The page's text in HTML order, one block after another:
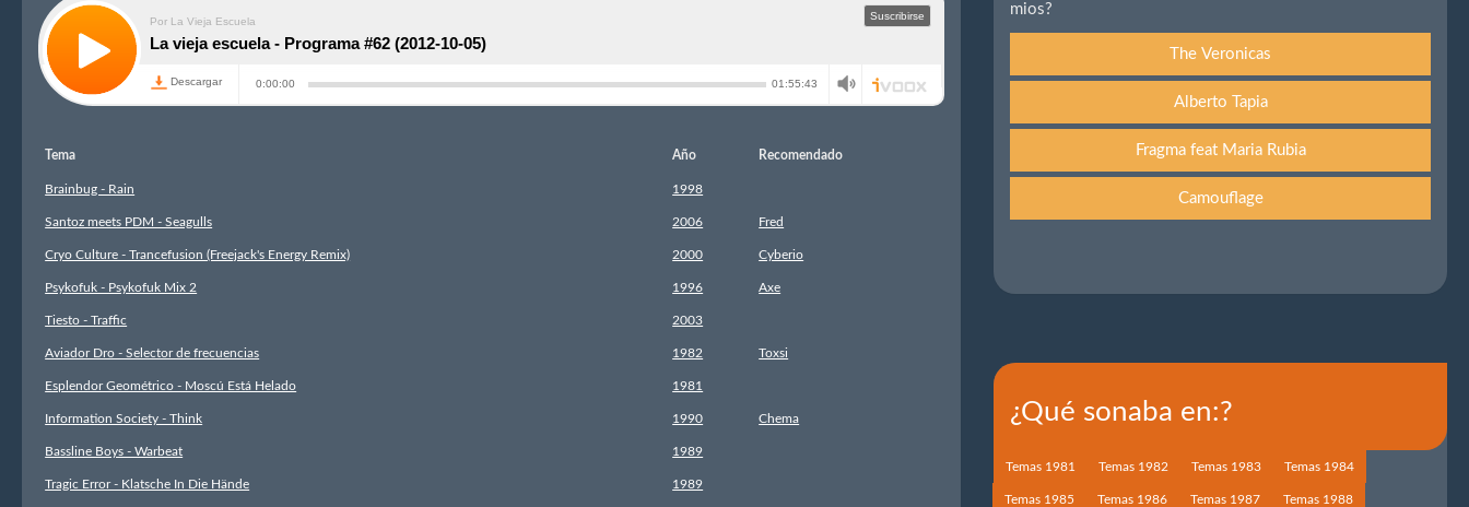
Tema Año Recomendado
Brainbug - Rain 1998
Santoz meets PDM - Seagulls 2006 Fred
Cryo Culture - Trancefusion (Freejack's Energy Remix) 2000 Cyberio
Psykofuk - Psykofuk Mix 2 1996 Axe
Tiesto - Traffic 2003
Aviador Dro - Selector de frecuencias 1982 Toxsi
Esplendor Geométrico - Moscú Está Helado 1981
Information Society - Think 1990 Chema
Bassline Boys - Warbeat 1989
Tragic Error - Klatsche In Die Hände 1989
mios?
The Veronicas
Alberto Tapia
Fragma feat Maria Rubia
Camouflage
¿Qué sonaba en:?
Temas 1981 Temas 1982 Temas 1983 Temas 1984
Temas 1985 Temas 1986 Temas 1987 Temas 1988